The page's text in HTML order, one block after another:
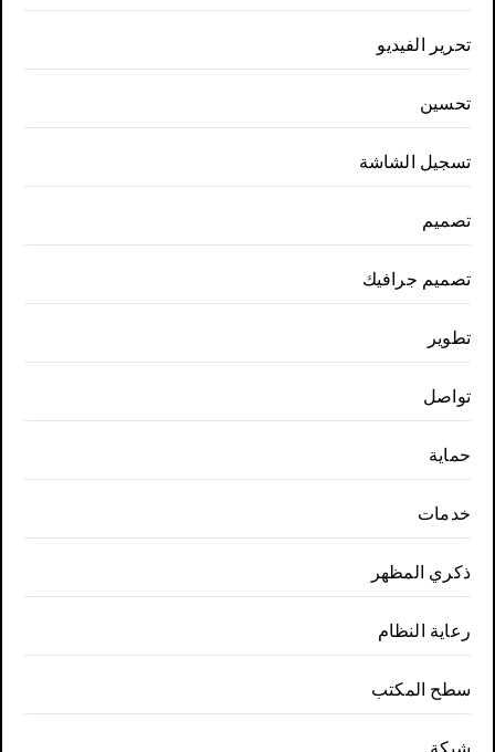
تحرير الفيديو
تحسين
تسجيل الشاشة
تصميم
تصميم جرافيك
تطوير
تواصل
حماية
خدمات
ذكري المظهر
رعاية النظام
سطح المكتب
شبكة